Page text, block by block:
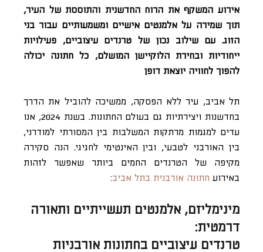
אירוע המשקף את הרוח החדשנית והתוססת של העיר,
תוך שמירה על אלמנטים אישיים ומשמעותיים עבור בני
הזוג. עם שילוב נכון של טרנדים עיצוביים, פעילויות
ייחודיות ובחירת הלוקיישן המושלם, כל חתונה יכולה
להפוך לחוויה יוצאת דופן
תל אביב, עיר ללא הפסקה, ממשיכה להוביל את הדרך
בחדשנות ויצירתיות גם בעולם החתונות. בשנת 2024, אנו
עדים למגמות מרתקות המשלבות בין המסורתי למודרני,
בין האורבני לטבעי, ובין האינטימי לחגיגי. הנה סקירה
מקיפה של הטרנדים החמים ביותר שאפשר לזהות
באירוע חתונה אורבנית בתל אביב:
מינימליזם, אלמנטים תעשייתיים ותאורה
דרמטית:
טרנדים עיצוביים בחתונות אורבניות